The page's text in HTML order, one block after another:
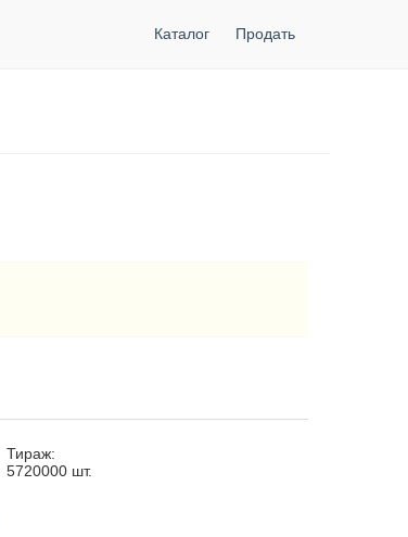
Каталог Продать
Тираж:
5720000 шт.